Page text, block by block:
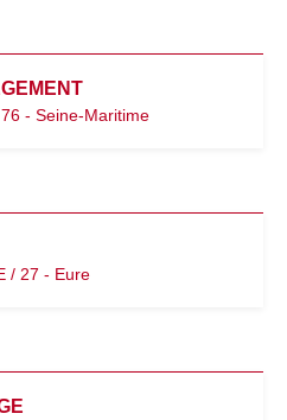
- Seine-Maritime
/ 27 - Eure